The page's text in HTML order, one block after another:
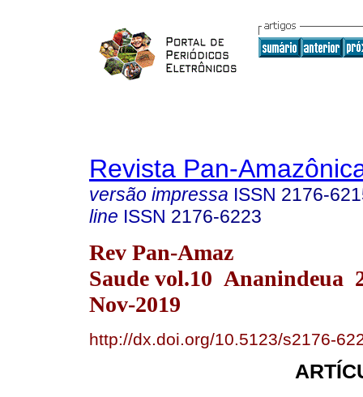
Revista Pan-
versão impressa ISSN 2176-
line ISSN 2176-6223
Rev Pan-Amaz
Saude vol.10 Ananindeua
Nov-2019
http://dx.doi.org/10.5123/s2176-